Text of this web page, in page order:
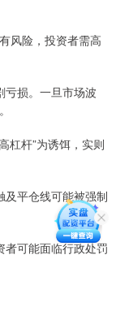
风险，投资者需高
亏损。一旦市场波
杠杆”为诱饵，实则
及平仓线可能被强制
者可能面临行政处罚